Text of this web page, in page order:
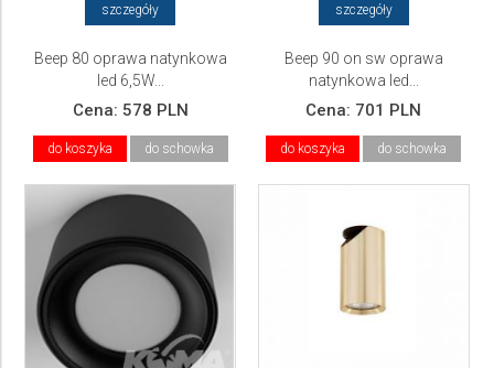
szczegóły
Beep 80 oprawa natynkowa
led 6,5W...
Cena: 578 PLN
do koszyka do schowka
szczegóły
Beep 90 on sw oprawa
natynkowa led...
Cena: 701 PLN
do koszyka do schowka